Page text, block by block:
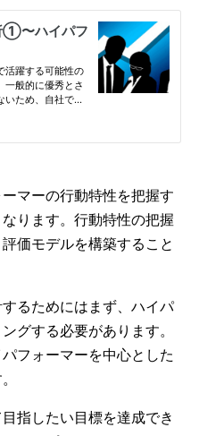
マーの行動特性を把握す
ります。行動特性の把握
価モデルを構築すること
るためにはまず、ハイパ
グする必要があります。
フォーマーを中心とした
指したい目標を達成でき